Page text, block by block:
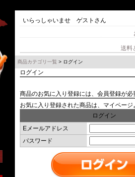
いらっしゃいませ ゲストさん
送料
商品カテゴリ一覧 > ログイン
ログイン
商品のお気に入り登録には、会員登録が必
お気に入り登録された商品は、マイページ
ログイン
Eメールアドレス
パスワード